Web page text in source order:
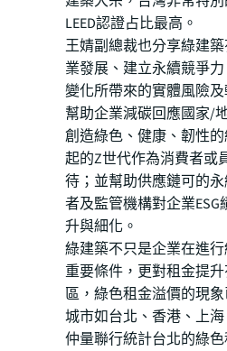
LEED認證占比最高。
王婧副總裁也分享綠建
業發展、建立永續競爭
變化所帶來的實體風險
幫助企業減碳回應國家/
創造綠色、健康、韌性
起的Z世代作為消費者或
待；並幫助供應鏈可的
者及監管機構對企業
升與細化。
綠建築不只是企業在進
重要條件，更對租金提
區，綠色租金溢價的現
城市如台北、香港、上
仲量聯行統計台北的綠